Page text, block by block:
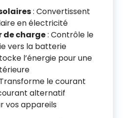
: Convertissent
en électricité
de charge: Contrôle le
vers la batterie
l’énergie pour une
le courant
alternatif
vos appareils